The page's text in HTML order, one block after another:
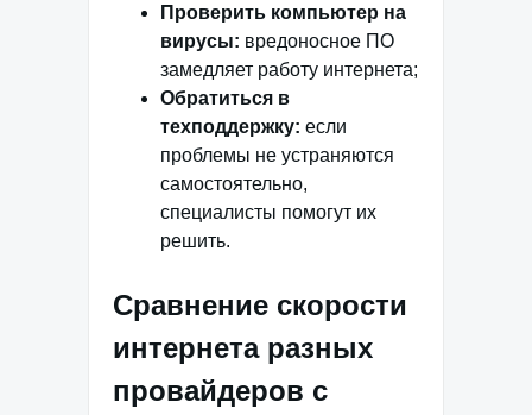
Проверить компьютер на
вирусы: вредоносное ПО
замедляет работу интернета;
Обратиться в
техподдержку: если
проблемы не устраняются
самостоятельно,
специалисты помогут их
решить.
Сравнение скорости
интернета разных
провайдеров с